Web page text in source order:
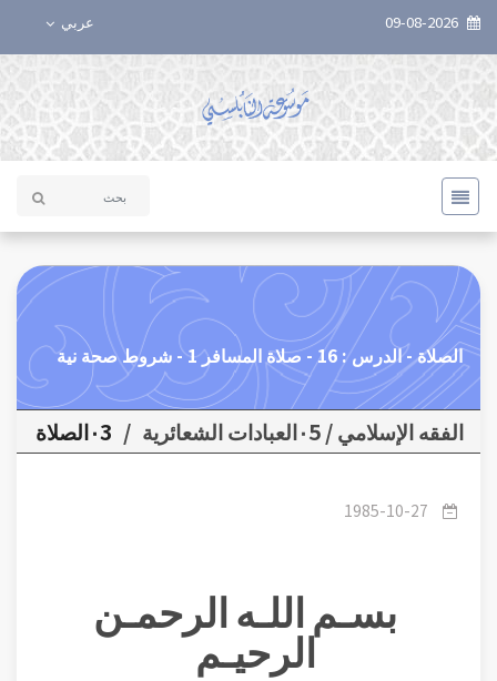
عربي
الصلاة - الدرس : 16 - صلاة المسافر 1 - شروط صحة نية
السفر- آداب الدعاء
الفقه الإسلامي / ٠5العبادات الشعائرية / ٠3الصلاة
1985-10-27
بسـم اللـه الرحمـن
الرحيـم